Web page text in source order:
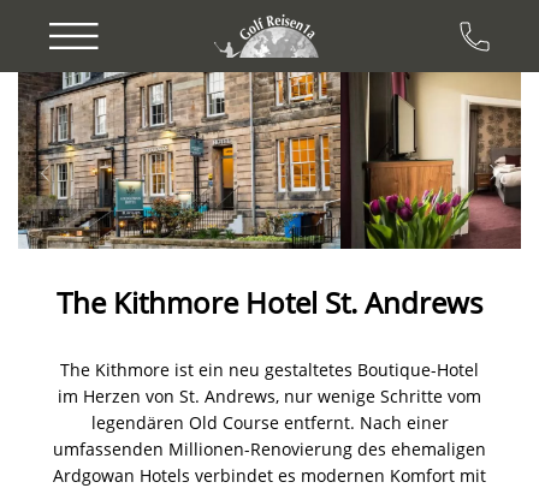
Previous Next
The Kithmore Hotel St. Andrews
The Kithmore ist ein neu gestaltetes Boutique-Hotel
im Herzen von St. Andrews, nur wenige Schritte vom
legendären Old Course entfernt. Nach einer
umfassenden Millionen-Renovierung des ehemaligen
Ardgowan Hotels verbindet es modernen Komfort mit